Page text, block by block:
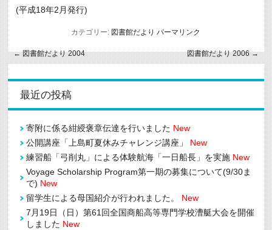
(平成18年2月発行)
カテゴリー: 図書館だより パーマリンク
←図書館だより 2004 図書館だより 2006→
最近の投稿
寄附に係る紺綬褒章伝達を行いました New
公開講座「上島町夏休みチャレンジ講座」
New
練習船「弓削丸」による体験航海「一日船長」を実施 New
Voyage Scholarship Program第一期の募集について(9/30ま
で) New
留学生による母国紹介が行われました。 New
7月19日（日）第61回全国商船高等専門学校漕艇大会を開催
しました New